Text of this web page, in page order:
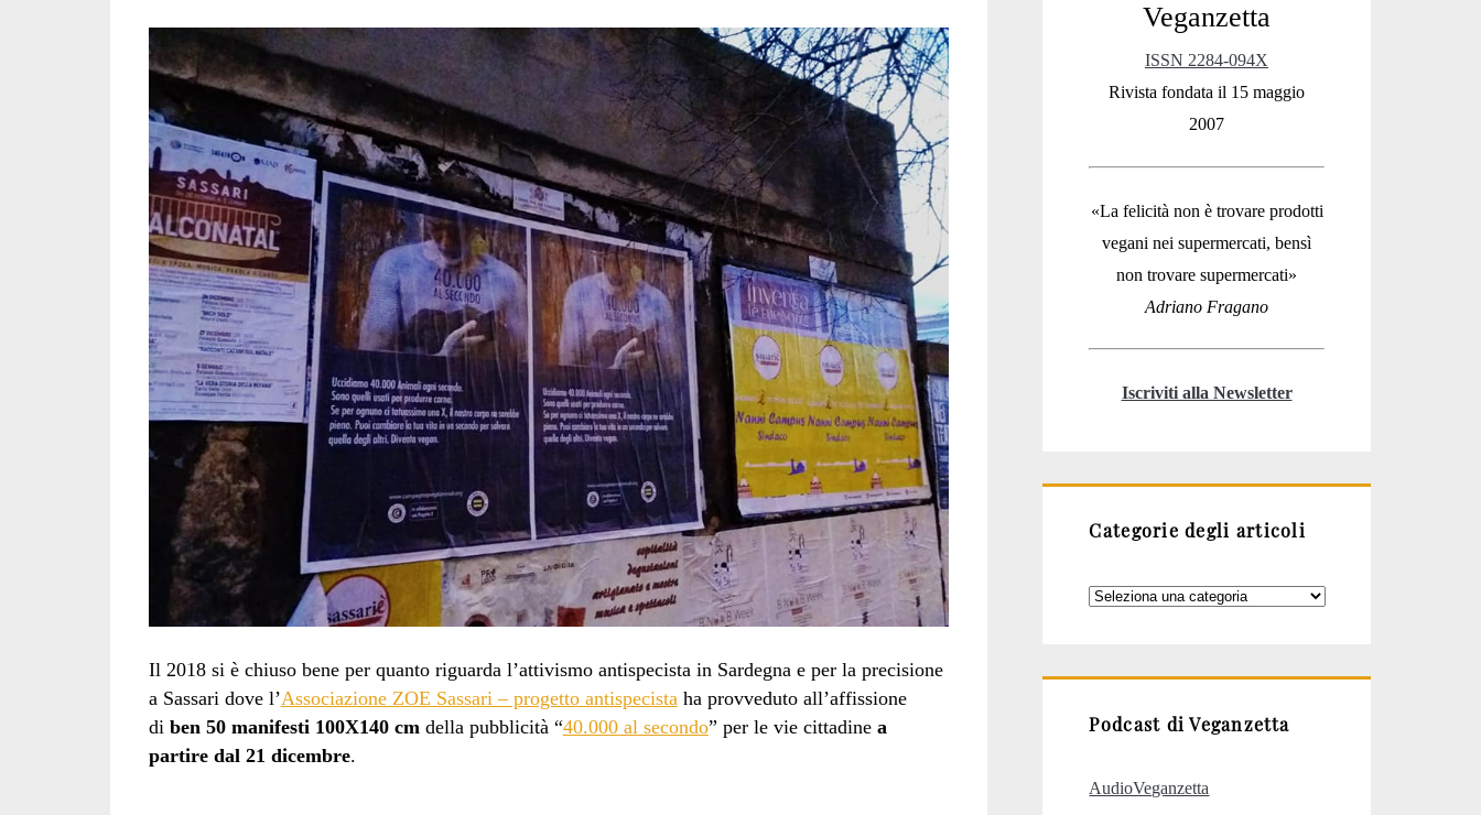
sassari</span>
Il 2018 si è chiuso bene per quanto riguarda l’attivismo antispecista in Sardegna e per la precisione
a Sassari dove l’Associazione ZOE Sassari – progetto antispecistaha provveduto all’affissione
diben 50 manifesti 100X140 cmdella pubblicità “40.000 al secondo” per le vie cittadine a
partire dal 21 dicembre.
Veganzetta
ISSN 2284-094X
Rivista fondata il 15 maggio
2007
«La felicità non è trovare prodotti
vegani nei supermercati, bensì
non trovare supermercati»
Adriano Fragano
Iscriviti alla Newsletter
Categorie degli articoli
Categorie
Podcast di Veganzetta
AudioVeganzetta